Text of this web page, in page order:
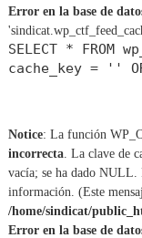
Error en la base de
SELECT * FROM
cache_key = ''
Notice: La función
incorrecta. La clave de
vacía; se ha dado NULL.
información. (Este
/home/sindicat/
Error en la base de